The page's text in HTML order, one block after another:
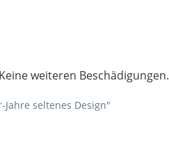
weiteren Beschädigungen.
seltenes Design"